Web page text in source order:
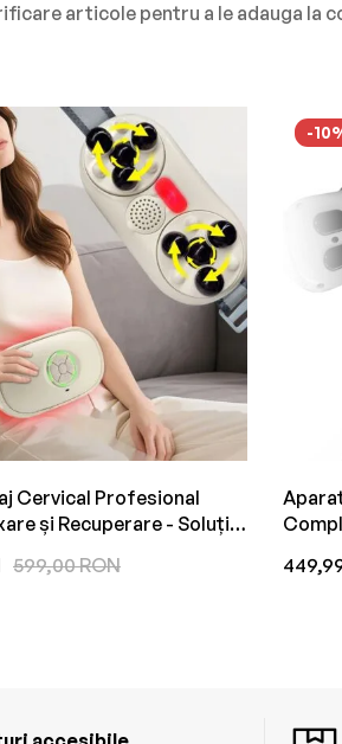
articole pentru a le adauga la
Cervical Profesional
și Recuperare - Soluție
599,00 RON
-